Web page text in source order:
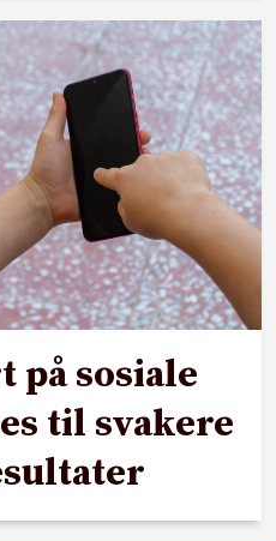
på sosiale
til svakere